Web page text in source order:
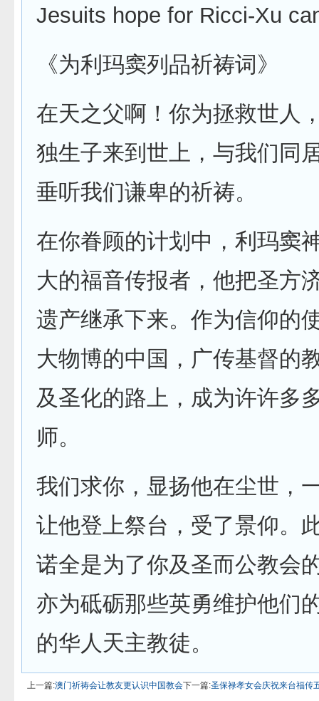
Jesuits hope for Ricci-Xu
《为利玛窦列品祈祷词》
在天之父啊！你为拯救世人
独生子来到世上，与我们同
垂听我们谦卑的祈祷。
在你眷顾的计划中，利玛窦
大的福音传报者，他把圣方
遗产继承下来。作为信仰的
大物博的中国，广传基督的
及圣化的路上，成为许许多
师。
我们求你，显扬他在尘世，
让他登上祭台，受了景仰。
诺全是为了你及圣而公教会
亦为砥砺那些英勇维护他们
的华人天主教徒。
上一篇:澳门祈祷会让教友更认识中国教会下一篇:圣保禄孝女会庆祝来台福传